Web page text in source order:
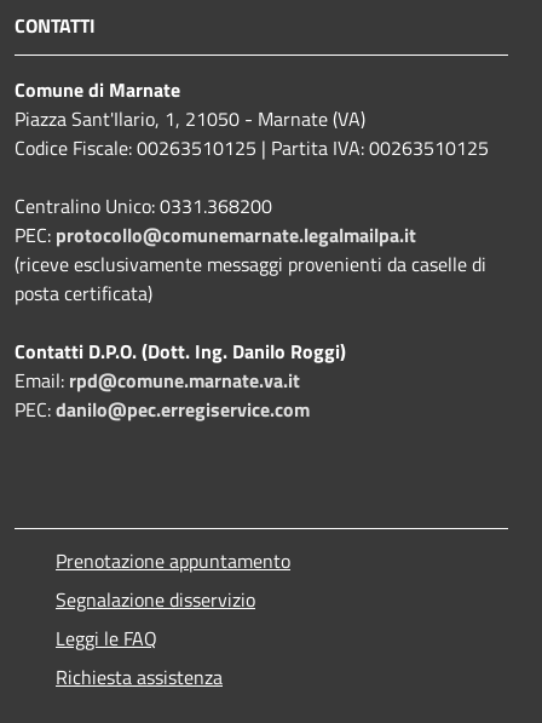
CONTATTI
Comune di Marnate
Piazza Sant'Ilario, 1, 21050 - Marnate (VA)
Codice Fiscale: 00263510125 | Partita IVA: 00263510125
Centralino Unico: 0331.368200
PEC: protocollo@comunemarnate.legalmailpa.it
(riceve esclusivamente messaggi provenienti da caselle di
posta certificata)
Contatti D.P.O. (Dott. Ing. Danilo Roggi)
Email: rpd@comune.marnate.va.it
PEC:danilo@pec.erregiservice.com
Prenotazione appuntamento
Segnalazione disservizio
Leggi le FAQ
Richiesta assistenza